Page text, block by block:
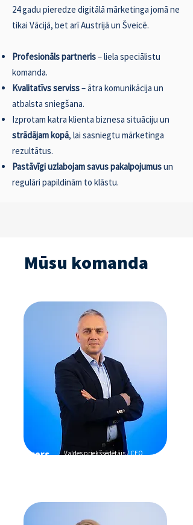
24 gadu pieredze digitālā mārketinga jomā ne
tikai Vācijā, bet arī Austrijā un Šveicē.
Profesionāls partneris– liela speciālistu
komanda.
Kvalitatīvs serviss– ātra komunikācija un
atbalsta sniegšana.
Izprotam katra klienta biznesa situāciju un
strādājam kopā, lai sasniegtu mārketinga
rezultātus.
Pastāvīgi uzlabojam savus pakalpojumusun
regulāri papildinām to klāstu.
Mūsu komanda
Aigars Valdes priekšsēdētājs / CEO